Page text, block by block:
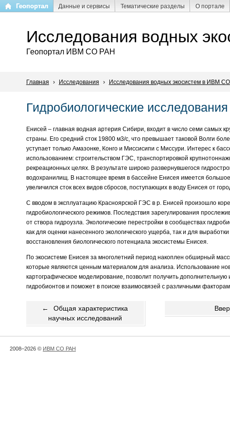
Перейти
содержанию
Геопортал Данные и сервисы Тематические разделы О портале
Исследования водных
Геопортал ИВМ СО РАН
Главная › Исследования › Исследования водных экосистем в ИВМ
Гидробиологические
Енисей – главная водная артерия Сибири, входит в число семи самых
страны. Его средний сток 19800 м3/с, что превышает таковой Волги
уступает только Амазонке, Конго и Миссисипи с Миссури. Интерес к
использованием: строительством ГЭС, транспортировкой
рекреационных целях. В результате широко развернувшегося
водохранилищ. В настоящее время в бассейне Енисея имеется
увеличился сток всех видов сбросов, поступающих в воду Енисея от
С вводом в эксплуатацию Красноярской ГЭС в р. Енисей произошло
гидробиологического режимов. Последствия зарегулирования
от створа гидроузла. Экологические перестройки в сообществах
как для оценки нанесенного экологического ущерба, так и для
восстановления биологического потенциала экосистемы Енисея.
По экосистеме Енисея за многолетний период накоплен обширный
которые являются ценным материалом для анализа. Использование
картографическое моделирование, позволит получить
гидробионтов и поможет в поиске взаимосвязей с различными
←
Общая характеристика
научных исследований
2008–2026 © ИВМ СО РАН